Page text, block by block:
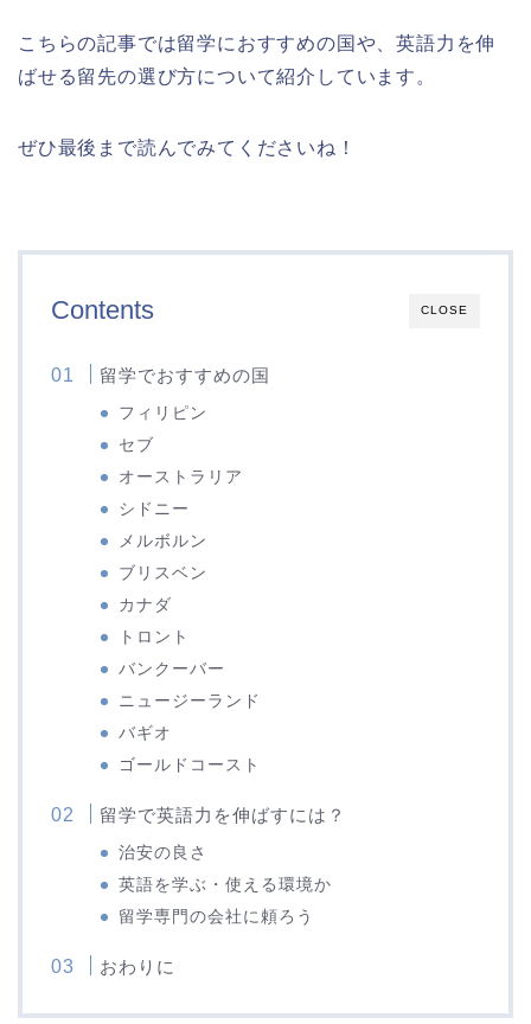
こちらの記事では留学におすすめの国や、英語力を伸
ばせる留先の選び方について紹介しています。
ぜひ最後まで読んでみてくださいね！
CLOSE
Contents
留学でおすすめの国
フィリピン
セブ
オーストラリア
シドニー
メルボルン
ブリスベン
カナダ
トロント
バンクーバー
ニュージーランド
バギオ
ゴールドコースト
留学で英語力を伸ばすには？
治安の良さ
英語を学ぶ・使える環境か
留学専門の会社に頼ろう
おわりに